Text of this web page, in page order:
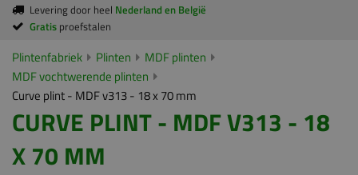
Levering door heel Nederland en België
Gratis proefstalen
Plintenfabriek Plinten
MDF plinten
MDF vochtwerende plinten
Curve plint - MDF v313 - 18 x 70 mm
CURVE PLINT - MDF V313 - 18
X 70 MM